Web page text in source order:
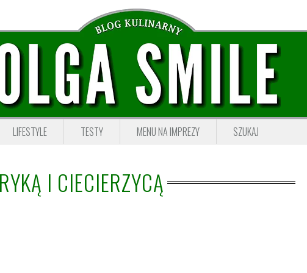
LIFESTYLE TESTY MENU NA IMPREZY SZUKAJ
I CIECIERZYCĄ